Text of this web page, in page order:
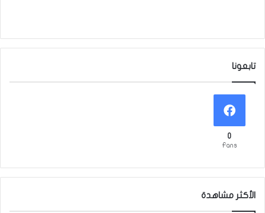
تابعونا
0
Fans
الأكثر مشاهدة